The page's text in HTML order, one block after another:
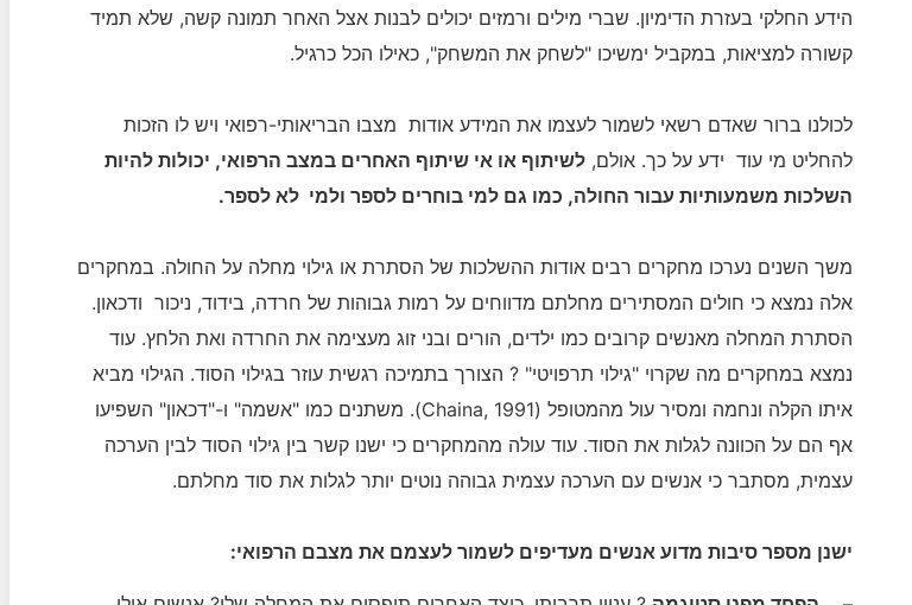
הידע החלקי בעזרת הדימיון. שברי מילים ורמזים יכולים לבנות אצל האחר תמונה קשה, שלא תמיד
קשורה למציאות, במקביל ימשיכו "לשחק את המשחק", כאילו הכל כרגיל.
לכולנו ברור שאדם רשאי לשמור לעצמו את המידע אודות מצבו הבריאותי-רפואי ויש לו הזכות
להחליט מי עוד ידע על כך. אולם, לשיתוף או אי שיתוף האחרים במצב הרפואי, יכולות להיות
השלכות משמעותיות עבור החולה, כמו גם למי בוחרים לספר ולמי לא לספר.
משך השנים נערכו מחקרים רבים אודות ההשלכות של הסתרת או גילוי מחלה על החולה. במחקרים
אלה נמצא כי חולים המסתירים מחלתם מדווחים על רמות גבוהות של חרדה, בידוד, ניכור ודכאון.
הסתרת המחלה מאנשים קרובים כמו ילדים, הורים ובני זוג מעצימה את החרדה ואת הלחץ. עוד
נמצא במחקרים מה שקרוי "גילוי תרפויטי" ? הצורך בתמיכה רגשית עוזר בגילוי הסוד. הגילוי מביא
איתו הקלה ונחמה ומסיר עול מהמטופל (Chaina, 1991). משתנים כמו "אשמה" ו-"דכאון" השפיעו
אף הם על הכוונה לגלות את הסוד. עוד עולה מהמחקרים כי ישנו קשר בין גילוי הסוד לבין הערכה
עצמית, מסתבר כי אנשים עם הערכה עצמית גבוהה נוטים יותר לגלות את סוד מחלתם.
ישנן מספר סיבות מדוע אנשים מעדיפים לשמור לעצמם את מצבם הרפואי: